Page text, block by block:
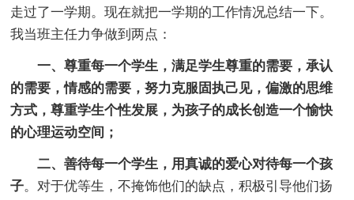
走过了一学期。现在就把一学期的工作情况总结一下。
我当班主任力争做到两点：
一、尊重每一个学生，满足学生尊重的需要，承认
的需要，情感的需要，努力克服固执己见，偏激的思维
方式，尊重学生个性发展，为孩子的成长创造一个愉快
的心理运动空间；
二、善待每一个学生，用真诚的爱心对待每一个孩
子。对于优等生，不掩饰他们的缺点，积极引导他们扬